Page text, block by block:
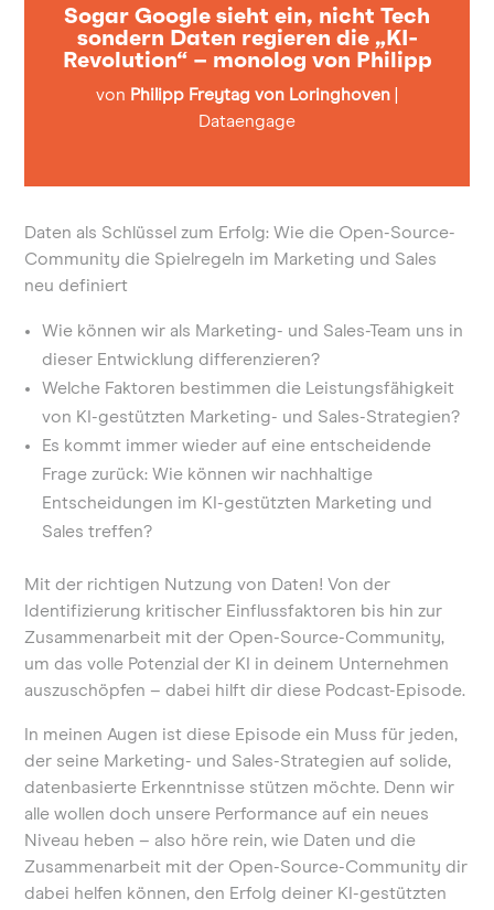
Sogar Google sieht ein, nicht Tech
sondern Daten regieren die „KI-
Revolution“ – monolog von Philipp
von Philipp Freytag von Loringhoven
Dataengage
Daten als Schlüssel zum Erfolg: Wie die Open-Source-
Community die Spielregeln im Marketing und Sales
neu definiert
Wie können wir als Marketing- und Sales-Team uns in
dieser Entwicklung differenzieren?
Welche Faktoren bestimmen die Leistungsfähigkeit
von KI-gestützten Marketing- und Sales-Strategien?
Es kommt immer wieder auf eine entscheidende
Frage zurück: Wie können wir nachhaltige
Entscheidungen im KI-gestützten Marketing und
Sales treffen?
Mit der richtigen Nutzung von Daten! Von der
Identifizierung kritischer Einflussfaktoren bis hin zur
Zusammenarbeit mit der Open-Source-Community,
um das volle Potenzial der KI in deinem Unternehmen
auszuschöpfen – dabei hilft dir diese Podcast-Episode.
In meinen Augen ist diese Episode ein Muss für jeden,
der seine Marketing- und Sales-Strategien auf solide,
datenbasierte Erkenntnisse stützen möchte. Denn wir
alle wollen doch unsere Performance auf ein neues
Niveau heben – also höre rein, wie Daten und die
Zusammenarbeit mit der Open-Source-Community dir
dabei helfen können, den Erfolg deiner KI-gestützten